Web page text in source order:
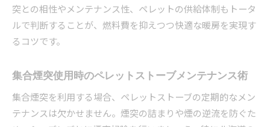
突との相性やメンテナンス性、ペレットの供給体制もトータ
ルで判断することが、燃料費を抑えつつ快適な暖房を実現す
るコツです。
集合煙突使用時のペレットストーブメンテナンス術
集合煙突を利用する場合、ペレットストーブの定期的なメン
テナンスは欠かせません。煙突の詰まりや煙の逆流を防ぐた